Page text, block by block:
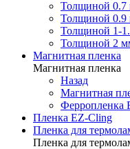
Толщиной 0.7
Толщиной 0.9
Толщиной 1-
Толщиной 2
Магнитная пленка
Магнитная пленка
Назад
Магнитная
Ферропленка
Пленка EZ-Cling
Пленка для
Пленка для